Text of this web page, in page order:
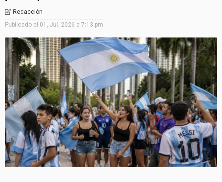
Redacción
Publicado el 01, Jul. 2026 a 7:13 pm